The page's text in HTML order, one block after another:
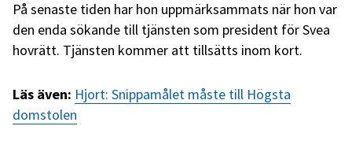
På senaste tiden har hon uppmärksammats när hon var
den enda sökande till tjänsten som president för Svea
hovrätt. Tjänsten kommer att tillsätts inom kort.
Läs även: Hjort: Snippamålet måste till Högsta
domstolen